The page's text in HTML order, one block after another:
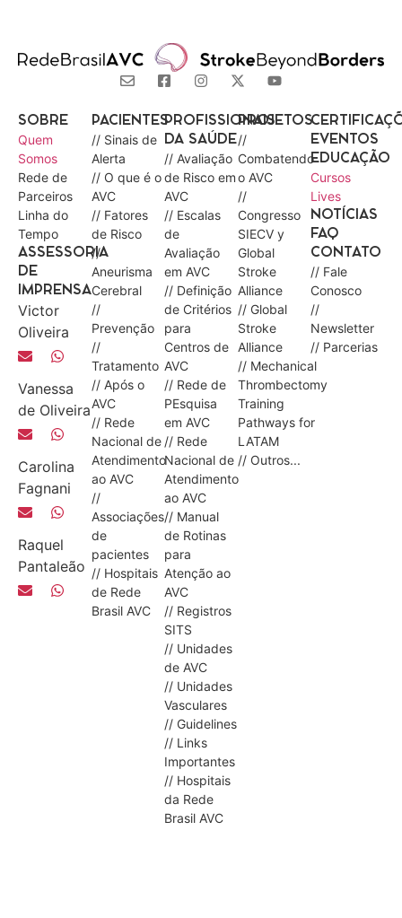
SOBRE
Quem
Somos
Rede de
Parceiros
Linha do
Tempo
ASSESSORIA
DE
IMPRENSA
Victor
Oliveira
Vanessa
de Oliveira
Carolina
Fagnani
Raquel
Pantaleão
PACIENTES
// Sinais de
Alerta
// O que é o
AVC
// Fatores
de Risco
//
Aneurisma
Cerebral
//
Prevenção
//
Tratamento
// Após o
AVC
// Rede
Nacional de
Atendimento
ao AVC
//
Associações
de
pacientes
// Hospitais
de Rede
Brasil AVC
PROFISSIONAIS
DA SAÚDE
// Avaliação
de Risco em
AVC
// Escalas
de
Avaliação
em AVC
// Definição
de Critérios
para
Centros de
AVC
// Rede de
PEsquisa
em AVC
// Rede
Nacional de
Atendimento
ao AVC
// Manual
de Rotinas
para
Atenção ao
AVC
// Registros
SITS
// Unidades
de AVC
// Unidades
Vasculares
// Guidelines
// Links
Importantes
// Hospitais
da Rede
Brasil AVC
PROJETOS
//
Combatendo
o AVC
//
Congresso
SIECV y
Global
Stroke
Alliance
// Global
Stroke
Alliance
// Mechanical
Thrombectomy
Training
Pathways for
LATAM
// Outros...
EVENTOS
EDUCAÇÃO
Cursos
Lives
NOTÍCIAS
FAQ
CONTATO
// Fale
Conosco
//
Newsletter
// Parcerias